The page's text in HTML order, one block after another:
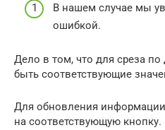
В нашем случае мы
ошибкой.
Дело в том, что для среза
быть соответствующие
Для обновления
на соответствующую кнопку.